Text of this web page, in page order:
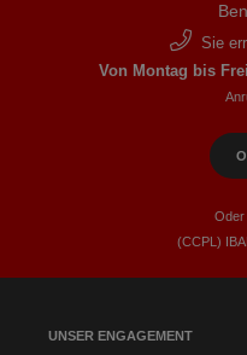
UNSER ENGAGEMENT
Sie
Von Montag bis
Oder
(CCPL)